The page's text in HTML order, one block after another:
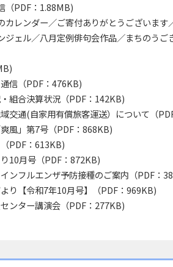
（PDF：1.88MB)
カレンダー／ご寄付ありがとうございま
ジェル／八月定例俳句会作品／まちのうご
信（PDF：476KB)
組合決算状況（PDF：142KB)
交通(自家用有償旅客運送）について（
風」第7号（PDF：868KB)
PDF：613KB)
10月号（PDF：872KB)
ンフルエンザ予防接種のご案内（PDF：
り【令和7年10月号】（PDF：969KB)
ンター講演会（PDF：277KB)